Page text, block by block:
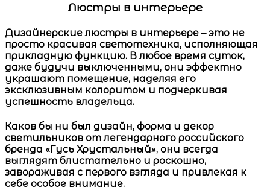
Люстры в интерьере
Дизайнерскиелюстры в интерьере – это не
просто красивая светотехника, исполняющая
прикладную функцию. В любое время суток,
даже будучи выключенными, они эффектно
украшают помещение, наделяя его
эксклюзивным колоритом и подчеркивая
успешность владельца.
Каков бы ни был дизайн, форма и декор
светильников от легендарного российского
бренда «Гусь Хрустальный», они всегда
выглядят блистательно и роскошно,
завораживая с первого взгляда и привлекая к
себе особое внимание.